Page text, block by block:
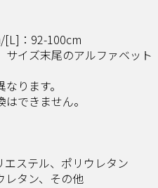
[L]：92-100cm
イズ末尾のアルファベット
ります。
できません。
エステル、ポリウレタン
レタン、その他